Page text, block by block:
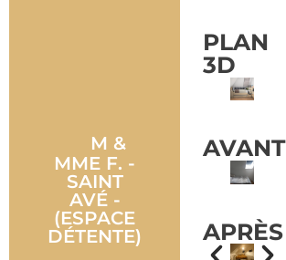
M &
MME F. -
SAINT
AVÉ -
(ESPACE
DÉTENTE)
PLAN
3D
AVANT
APRÈS